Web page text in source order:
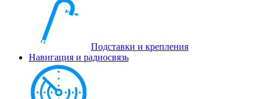
Подставки и крепления
Навигация и радиосвязь